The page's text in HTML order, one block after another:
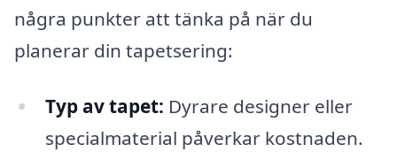
några punkter att tänka på när du
planerar din tapetsering:
Typ av tapet: Dyrare designer eller
specialmaterial påverkar kostnaden.